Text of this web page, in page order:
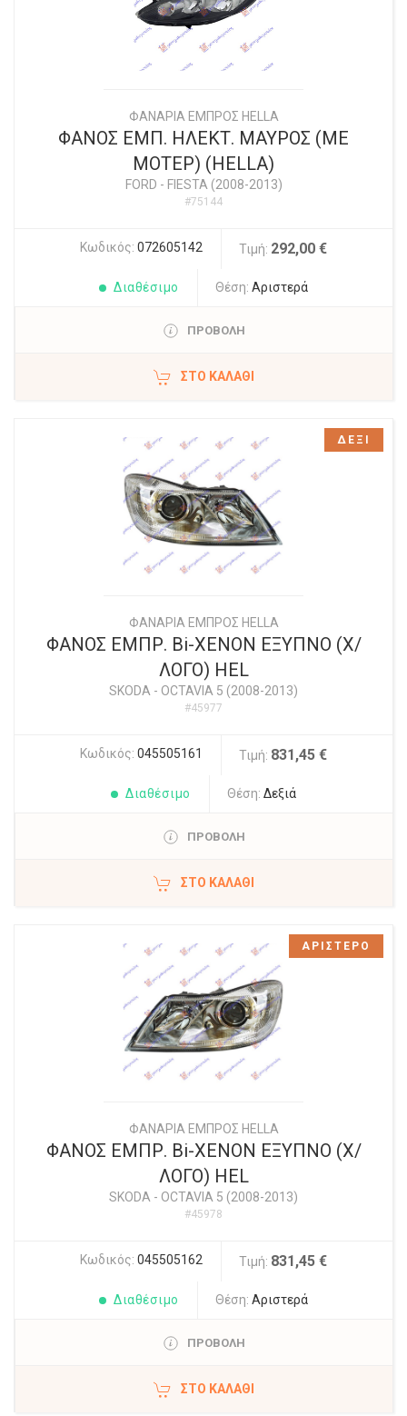
ΦΑΝΑΡΙΑ ΕΜΠΡΟΣ HELLA
ΦΑΝΟΣ ΕΜΠ. ΗΛΕΚΤ. ΜΑΥΡΟΣ (ΜΕ
ΜΟΤΕΡ) (HELLA)
FORD - FIESTA (2008-2013)
#75144
Κωδικός: 072605142 Τιμή: 292,00 €
Διαθέσιμο Θέση: Αριστερά
ΠΡΟΒΟΛΗ
ΣΤΟ ΚΑΛΆΘΙ
ΦΑΝΑΡΙΑ ΕΜΠΡΟΣ HELLA
ΦΑΝΟΣ ΕΜΠΡ. Bi-XENON ΕΞΥΠΝΟ (Χ/
ΛΟΓΟ) HEL
SKODA - OCTAVIA 5 (2008-2013)
#45977
Κωδικός: 045505161 Τιμή: 831,45 €
Διαθέσιμο Θέση: Δεξιά
ΠΡΟΒΟΛΗ
ΣΤΟ ΚΑΛΆΘΙ
ΔΕΞΙ
ΦΑΝΑΡΙΑ ΕΜΠΡΟΣ HELLA
ΦΑΝΟΣ ΕΜΠΡ. Bi-XENON ΕΞΥΠΝΟ (Χ/
ΛΟΓΟ) HEL
SKODA - OCTAVIA 5 (2008-2013)
#45978
Κωδικός: 045505162 Τιμή: 831,45 €
Διαθέσιμο Θέση: Αριστερά
ΠΡΟΒΟΛΗ
ΣΤΟ ΚΑΛΆΘΙ
ΑΡΙΣΤΕΡΟ